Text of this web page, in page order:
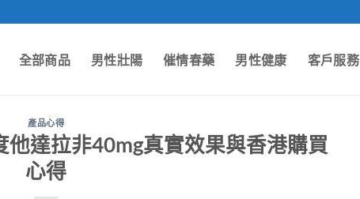
全部商品 男性壯陽 催情春藥 男性健康 客戶服務
產品心得
達拉非40mg真實效果與香港購買
心得